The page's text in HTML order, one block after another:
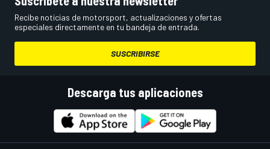
Recibe noticias de motorsport, actualizaciones y ofertas
especiales directamente en tu bandeja de entrada.
SUSCRIBIRSE
Descarga tus aplicaciones